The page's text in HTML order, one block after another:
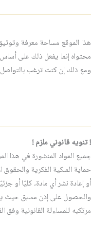
هذا الموقع مساحة معرفة
محتواه إنما يفعل ذلك على أساس
ومع ذلك إن كنت ترغب
! تنويه قانوني ملزم !
جميع المواد المنشورة في هذا
حماية الملكية الفكرية والحقوق
أو إعادة نشر أي مادة، كليًا أو
والحصول على إذن مسبق حيث
مرتكبه للمساءلة القانونية وفق